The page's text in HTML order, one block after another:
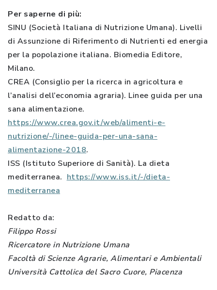
Per saperne di più:
SINU (Società Italiana di Nutrizione Umana). Livelli
di Assunzione di Riferimento di Nutrienti ed energia
per la popolazione italiana. Biomedia Editore,
Milano.
CREA (Consiglio per la ricerca in agricoltura e
l’analisi dell’economia agraria). Linee guida per una
sana alimentazione.
https://www.crea.gov.it/web/alimenti-e-
nutrizione/-/linee-guida-per-una-sana-
alimentazione-2018.
ISS (Istituto Superiore di Sanità). La dieta
mediterranea. https://www.iss.it/-/dieta-
mediterranea
Redatto da:
Filippo Rossi
Ricercatore in Nutrizione Umana
Facoltà di Scienze Agrarie, Alimentari e Ambientali
Università Cattolica del Sacro Cuore, Piacenza